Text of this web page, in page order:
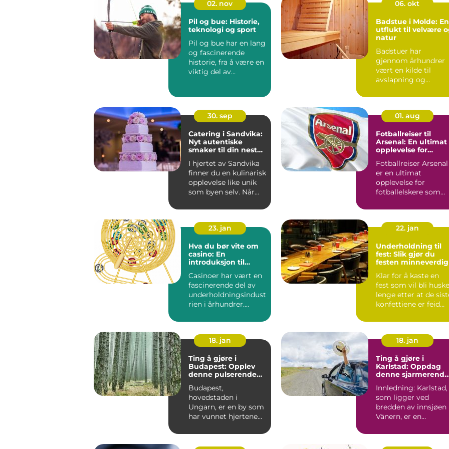
02. nov
Pil og bue: Historie,
teknologi og sport
Pil og bue har en lang
og fascinerende
historie, fra å være en
viktig del av
06. okt
Badstue i Molde: En
utflukt til velvære
natur
Badstuer har
gjennom århundrer
vært en kilde til
avslapning og
30. sep
Catering i Sandvika:
Nyt autentiske
smaker til din neste
I hjertet av Sandvika
finner du en kulinarisk
opplevelse like unik
som byen selv. Når
01. aug
Fotballreiser til
Arsenal: En ultimat
opplevelse for
Fotballreiser Arsenal
er en ultimat
opplevelse for
fotballelskere som
23. jan
Hva du bør vite om
casino: En
introduksjon til
Casinoer har vært en
fascinerende del av
underholdningsindust
rien i århundrer.
22. jan
Underholdning til
fest: Slik gjør du
festen minneverdig
Klar for å kaste en
fest som vil bli
lenge etter at de
konfettiene er feid
18. jan
Ting å gjøre i
Budapest: Opplev
denne pulserende
Budapest,
hovedstaden i
Ungarn, er en by som
har vunnet hjertene
verden. Med ...
18. jan
Ting å gjøre i
Karlstad: Oppdag
denne sjarmerende
Innledning: Karlstad,
som ligger ved
bredden av innsjøen
Vänern, er en
by som har...